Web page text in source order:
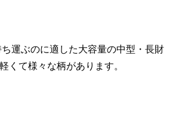
運ぶのに適した大容量の中型・長財
て様々な柄があります。